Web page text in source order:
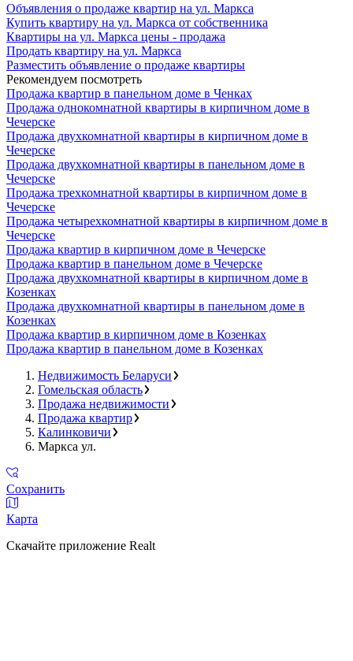
Объявления о продаже квартир на ул. Маркса
Купить квартиру на ул. Маркса от собственника
Квартиры на ул. Маркса цены - продажа
Продать квартиру на ул. Маркса
Разместить объявление о продаже квартиры
Рекомендуем посмотреть
Продажа квартир в панельном доме в Ченках
Продажа однокомнатной квартиры в кирпичном доме в
Чечерске
Продажа двухкомнатной квартиры в кирпичном доме в
Чечерске
Продажа двухкомнатной квартиры в панельном доме в
Чечерске
Продажа трехкомнатной квартиры в кирпичном доме в
Чечерске
Продажа четырехкомнатной квартиры в кирпичном доме в
Чечерске
Продажа квартир в кирпичном доме в Чечерске
Продажа квартир в панельном доме в Чечерске
Продажа двухкомнатной квартиры в кирпичном доме в
Козенках
Продажа двухкомнатной квартиры в панельном доме в
Козенках
Продажа квартир в кирпичном доме в Козенках
Продажа квартир в панельном доме в Козенках
Недвижимость Беларуси
Гомельская область
Продажа недвижимости
Продажа квартир
Калинковичи
Маркса ул.
Сохранить
Карта
Скачайте приложение Realt